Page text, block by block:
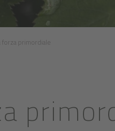
forza primordiale